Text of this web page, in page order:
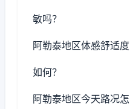
敏吗？
阿勒泰地区体感舒适度
如何？
阿勒泰地区今天路况怎